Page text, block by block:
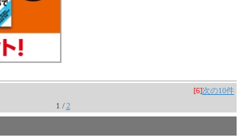
[6]次の10件
1 / 2